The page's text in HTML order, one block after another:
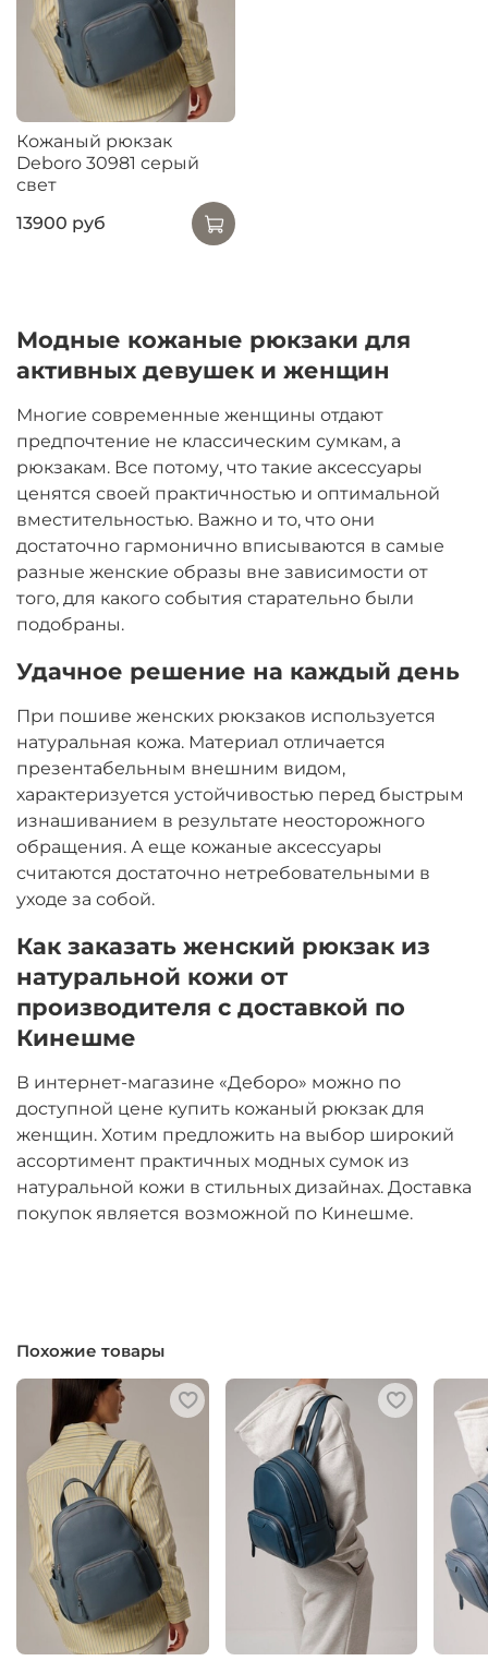
Кожаный рюкзак
Deboro 30981 серый
свет
13900 руб
Модные кожаные рюкзаки для
активных девушек и женщин
Многие современные женщины отдают
предпочтение не классическим сумкам, а
рюкзакам. Все потому, что такие аксессуары
ценятся своей практичностью и оптимальной
вместительностью. Важно и то, что они
достаточно гармонично вписываются в самые
разные женские образы вне зависимости от
того, для какого события старательно были
подобраны.
Удачное решение на каждый день
При пошиве женских рюкзаков используется
натуральная кожа. Материал отличается
презентабельным внешним видом,
характеризуется устойчивостью перед быстрым
изнашиванием в результате неосторожного
обращения. А еще кожаные аксессуары
считаются достаточно нетребовательными в
уходе за собой.
Как заказать женский рюкзак из
натуральной кожи от
производителя с доставкой по
Кинешме
В интернет-магазине «Деборо» можно по
доступной цене купить кожаный рюкзак для
женщин. Хотим предложить на выбор широкий
ассортимент практичных модных сумок из
натуральной кожи в стильных дизайнах. Доставка
покупок является возможной по Кинешме.
Похожие товары